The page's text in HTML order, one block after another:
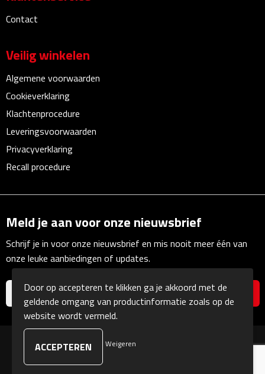
Bureau ventilatoren
Briefopeners
Gummen
Linialen
Magneten
Muismatten
Pennenhouders
Puntenslijpers
Rekenmachines
Document- & Schrijfmappen
Documentmappen
Contact
Veilig winkelen
Algemene voorwaarden
Cookieverklaring
Klachtenprocedure
Leveringsvoorwaarden
Privacyverklaring
Recall procedure
Meld je aan voor onze nieuwsbrief
Schrijf je in voor onze nieuwsbrief en mis nooit meer één van
onze leuke aanbiedingen of updates.
© Copyright Kranengeschenken 2026
Door op accepteren te klikken ga je akkoord met de
geldende omgang van productinformatie zoals op de
website wordt vermeld.
Weigeren